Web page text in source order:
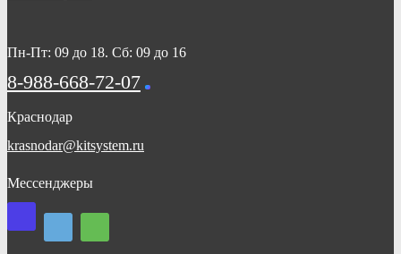
Пн-Пт: 09 до 18. Сб: 09 до 16
8-988-668-72-07
Краснодар
krasnodar@kitsystem.ru
Мессенджеры